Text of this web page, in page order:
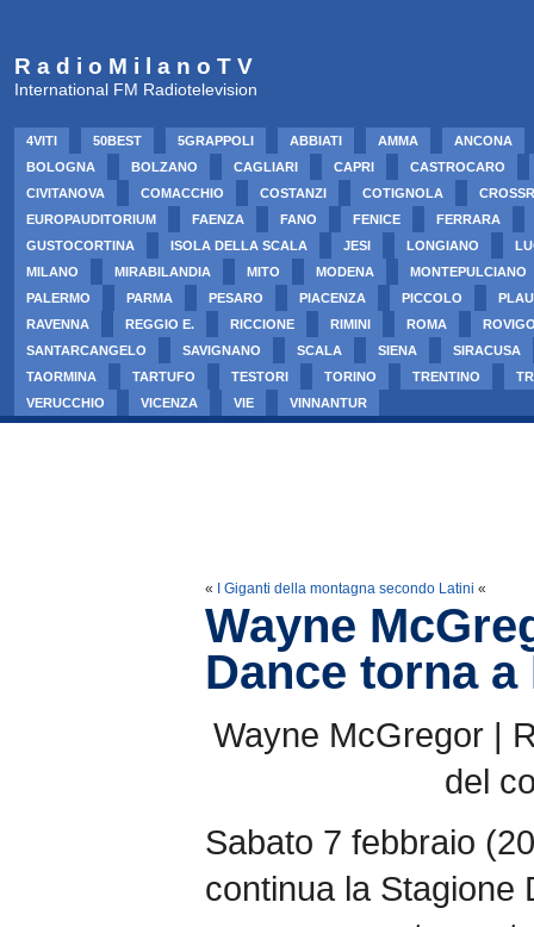
R a d i o M i l a n o T V
International FM Radiotelevision
4VITI 50BEST 5GRAPPOLI ABBIATI AMMA
ANCONA
BOLOGNA
BOLZANO CAGLIARI CAPRI
CASTROCARO
CIVITANOVA
COMACCHIO COSTANZI COTIGNOLA
EUROPAUDITORIUM
FAENZA FANO FENICE
FERRARA
GUSTOCORTINA
ISOLA DELLA SCALA JESI LONGIANO
MILANO
MIRABILANDIA MITO MODENA
MONTEPULCIANO
PALERMO
PARMA PESARO PIACENZA PICCOLO
RAVENNA
REGGIO E. RICCIONE RIMINI ROMA
SANTARCANGELO
SAVIGNANO SCALA SIENA
SIRACUSA
TAORMINA
TARTUFO TESTORI TORINO TRENTINO
VERUCCHIO
VICENZA VIE VINNANTUR
« I Giganti della montagna secondo Latini «
Wayne
Dance torna a
Wayne McGregor |
del
Sabato 7 febbraio
continua la Stagione